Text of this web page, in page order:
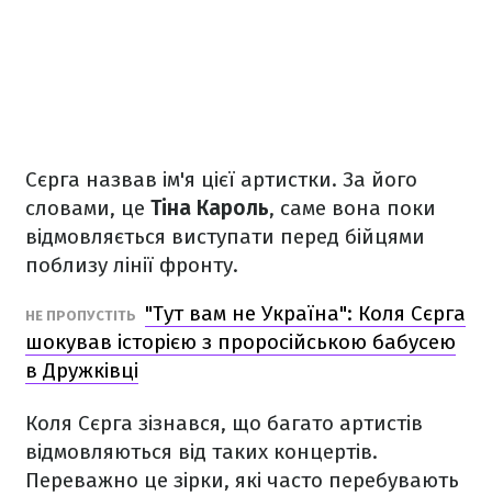
Сєрга назвав ім'я цієї артистки. За його
словами, це Тіна Кароль, саме вона поки
відмовляється виступати перед бійцями
поблизу лінії фронту.
НЕ ПРОПУСТІТЬ
"Тут вам не Україна": Коля Сєрга
шокував історією з проросійською бабусею
в Дружківці
Коля Сєрга зізнався, що багато артистів
відмовляються від таких концертів.
Переважно це зірки, які часто перебувають